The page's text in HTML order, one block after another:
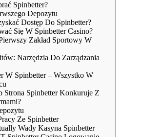
Spinbetter?
Depozytu
Dostęp Do Spinbetter?
Się W Spinbetter Casino?
Zakład Sportowy W
Narzędzia Do Zarządzania
W Spinbetter – Wszystko W
Strona Spinbetter Konkuruje Z
Ze Spinbetter
Wady Kasyna Spinbetter